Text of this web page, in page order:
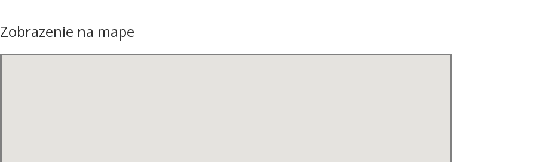
Zobrazenie na mape